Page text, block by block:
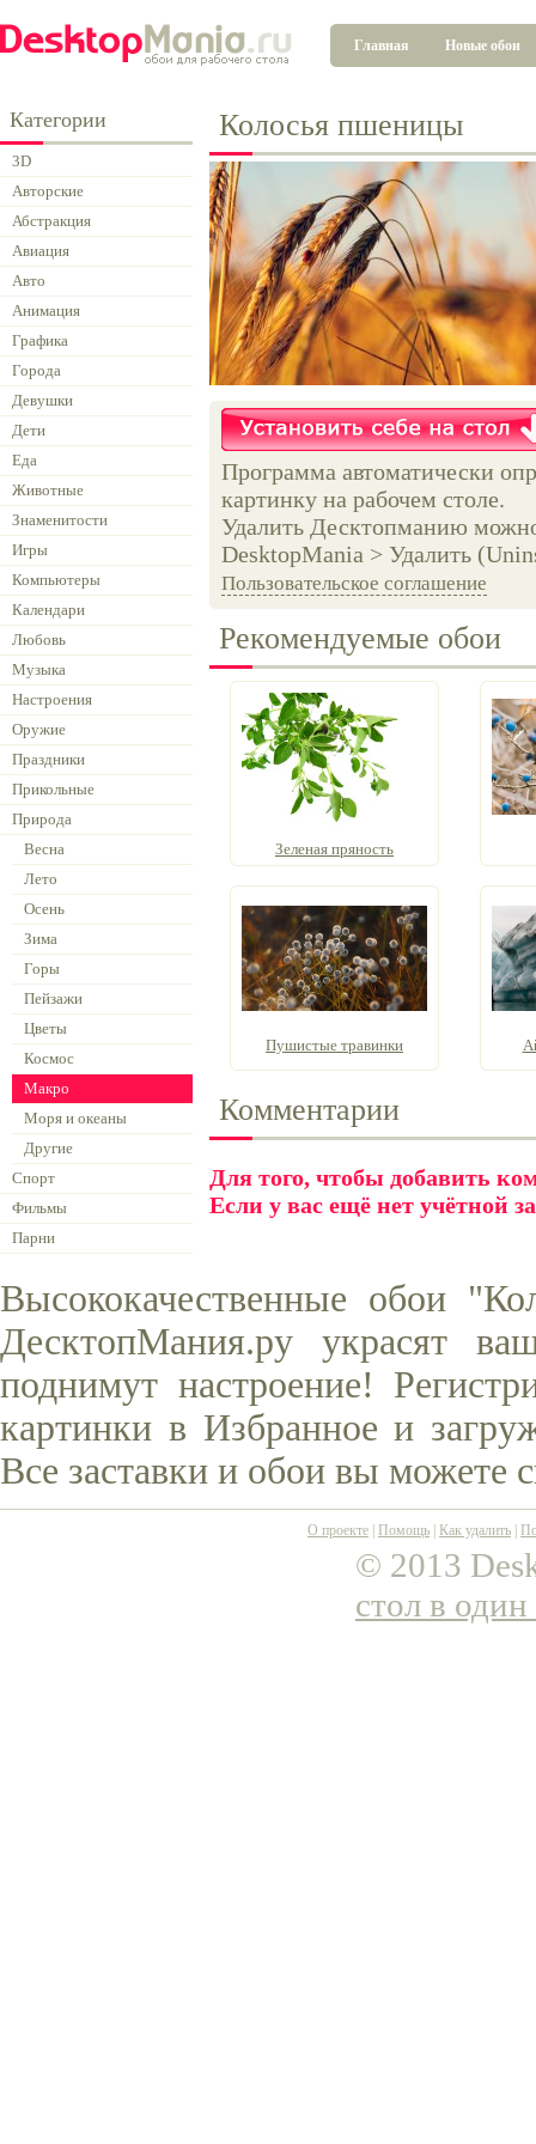
Главная Новые обои
Категории
3D
Авторские
Абстракция
Авиация
Авто
Анимация
Графика
Города
Девушки
Дети
Еда
Животные
Знаменитости
Игры
Компьютеры
Календари
Любовь
Музыка
Настроения
Оружие
Праздники
Прикольные
Природа
Весна
Лето
Осень
Зима
Горы
Пейзажи
Цветы
Космос
Макро
Моря и океаны
Другие
Спорт
Фильмы
Парни
Колосья пшеницы
Программа автоматически
картинку на рабочем столе.
Удалить Десктопманию
DesktopMania > Удалить
Пользовательское соглашение
Рекомендуемые обои
Зеленая пряность
Пушистые травинки
Комментарии
Для того, чтобы добавить
Если у вас ещё нет учётной
Высококачественные обои
ДесктопМания.ру украсят
поднимут настроение!
картинки в Избранное и
Все заставки и обои вы можете
О проекте Помощь Как удалить
© 2013
стол в